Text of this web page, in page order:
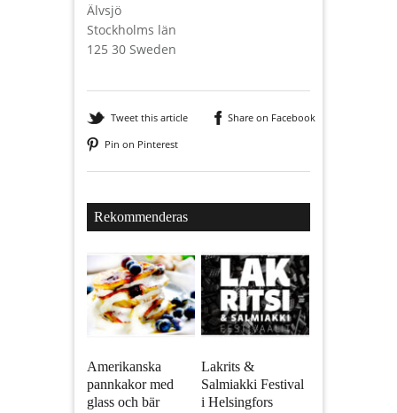
Älvsjö
Stockholms län
125 30 Sweden
Tweet this article
Share on Facebook
Pin on Pinterest
Rekommenderas
Amerikanska
pannkakor med
glass och bär
Lakrits &
Salmiakki Festival
i Helsingfors